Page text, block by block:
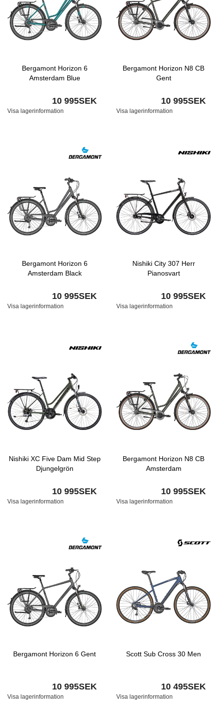
Bergamont Horizon 6
Amsterdam Blue
10 995SEK
Visa lagerinformation
Bergamont Horizon N8 CB
Gent
10 995SEK
Visa lagerinformation
Bergamont Horizon 6
Amsterdam Black
10 995SEK
Visa lagerinformation
Nishiki City 307 Herr
Pianosvart
10 995SEK
Visa lagerinformation
Nishiki XC Five Dam Mid Step
Djungelgrön
10 995SEK
Visa lagerinformation
Bergamont Horizon N8 CB
Amsterdam
10 995SEK
Visa lagerinformation
Bergamont Horizon 6 Gent
10 995SEK
Visa lagerinformation
Scott Sub Cross 30 Men
10 495SEK
Visa lagerinformation